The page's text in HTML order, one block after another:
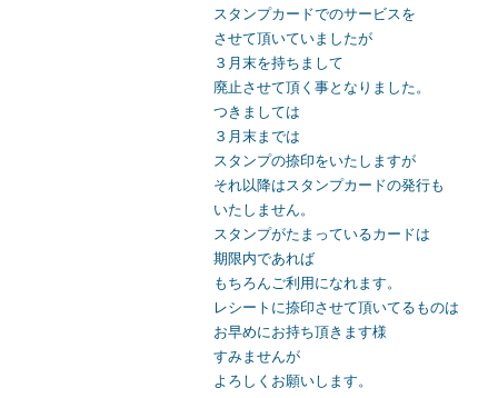
e
b
o
o
k
er
スタンプカードでのサービスを
させて頂いていましたが
３月末を持ちまして
廃止させて頂く事となりました。
つきましては
３月末までは
スタンプの捺印をいたしますが
それ以降はスタンプカードの発行も
いたしません。
スタンプがたまっているカードは
期限内であれば
もちろんご利用になれます。
レシートに捺印させて頂いてるものは
お早めにお持ち頂きます様
すみませんが
よろしくお願いします。